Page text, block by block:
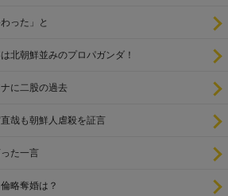
った」と
北朝鮮並みのプロパガンダ！
に二股の過去
哉も朝鮮人虐殺を証言
た一言
略奪婚は？